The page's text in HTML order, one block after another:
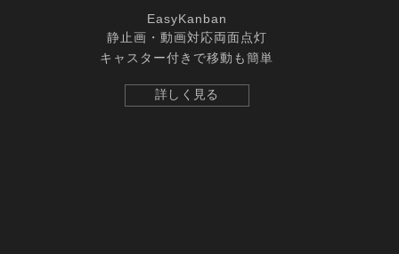
EasyKanban
静止画・動画対応両面点灯
キャスター付きで移動も簡単
詳しく見る